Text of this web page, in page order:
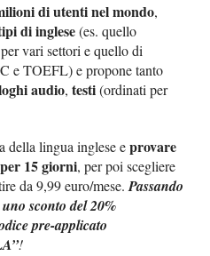
di utenti nel mondo,
di inglese(es. quello
vari settori e quello di
e TOEFL) e propone tanto
audio,testi(ordinati per
della lingua inglese eprovare
15 giorni, per poi scegliere
da 9,99 euro/mese.Passando
sconto del 20%
pre-applicato
!